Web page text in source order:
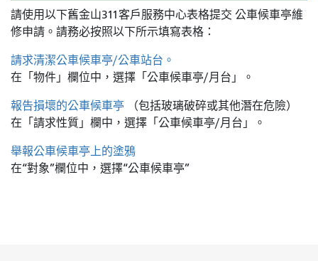
請使用以下舊金山311客戶服務中心表格提交 公車候車亭維
修申請。請務必按照以下所示填寫表格：
請求清潔公車候車亭/公車站台。
在「物件」欄位中，選擇「公車候車亭/月台」。
報告損壞的公車候車亭 （包括玻璃破碎或其他潛在危險）
在「請求性質」欄中，選擇「公車候車亭/月台」。
舉報公車候車亭上的塗鴉
在“對象”欄位中，選擇“公車候車亭”